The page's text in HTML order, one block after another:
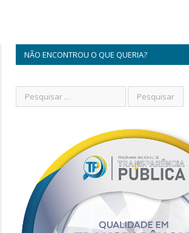
NÃO ENCONTROU O QUE QUERIA?